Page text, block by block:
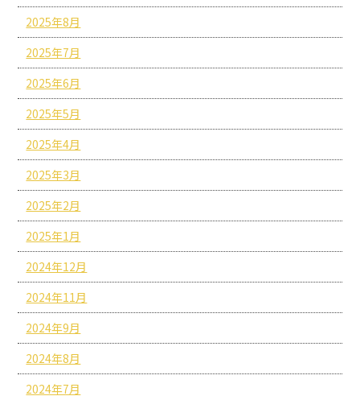
2025年8月
2025年7月
2025年6月
2025年5月
2025年4月
2025年3月
2025年2月
2025年1月
2024年12月
2024年11月
2024年9月
2024年8月
2024年7月